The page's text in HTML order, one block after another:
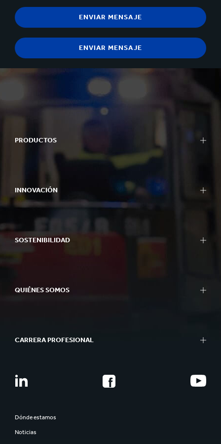
PRODUCTOS
INNOVACIÓN
SOSTENIBILIDAD
QUIÉNES SOMOS
CARRERA PROFESIONAL
Dónde estamos
Noticias